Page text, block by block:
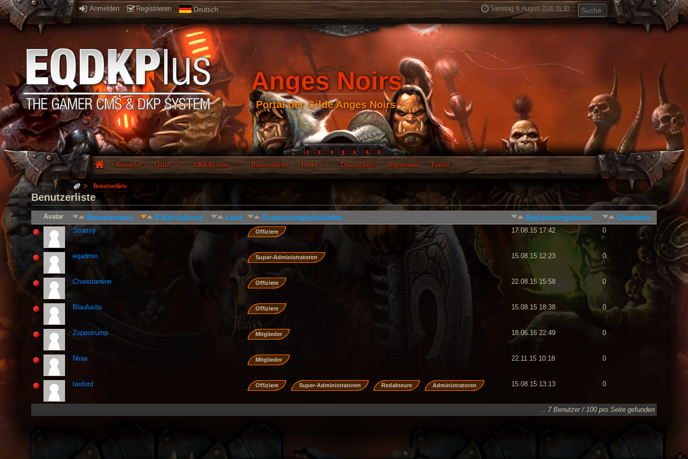
Anmelden Registrieren Deutsch Samstag, 8. August 2026 16:30
Anges Noirs
Portal der Gilde Anges Noirs
Kalender Guild DKP-System Benutzerliste Links Datenschutz Impressum Forum
Benutzerliste
Benutzerliste
Avatar Benutzername E-Mail-Adresse Land Gruppenmitgliedschaften Registrierungsdatum
Charaktere
Strassy
Offiziere 17.08.15 17:42 0
eqadmin Super-Administratoren 15.08.15 12:23 0
Chonstantine Offiziere 22.08.15 15:58 0
Blaufuchs Offiziere 15.08.15 18:38 0
Zoppotrump Mitglieder 18.06.16 22:49 0
Nirax Mitglieder 22.11.15 10:18 0
taxford Offiziere Super-Administratoren Redakteure Administratoren 15.08.15 13:13 0
... 7 Benutzer / 100 pro Seite gefunden